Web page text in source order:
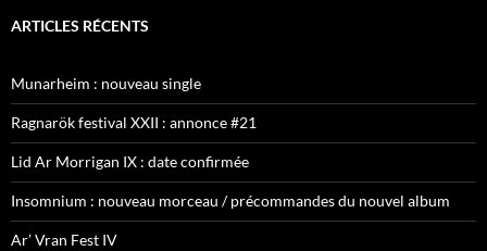
ARTICLES RÉCENTS
Munarheim : nouveau single
Ragnarök festival XXII : annonce #21
Lid Ar Morrigan IX : date confirmée
Insomnium : nouveau morceau / précommandes du nouvel album
Ar’ Vran Fest IV